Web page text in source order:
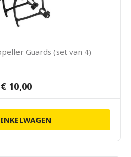
Guards (set van 4)
€ 10,00